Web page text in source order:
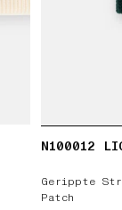
N100012
Gerippte
Patch